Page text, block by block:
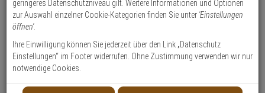
Zeichen
ein,
um
Suche
gestartet
Knaufzylinder V1L430
geringeres Datenschutzniveau gilt. Weitere Informationen und Optionen
zur Auswahl einzelner Cookie-Kategorien finden Sie unter 'Einstellungen
öffnen'.
Ihre Einwilligung können Sie jederzeit über den Link „Datenschutz
Einstellungen“ im Footer widerrufen. Ohne Zustimmung verwenden wir nur
notwendige Cookies.